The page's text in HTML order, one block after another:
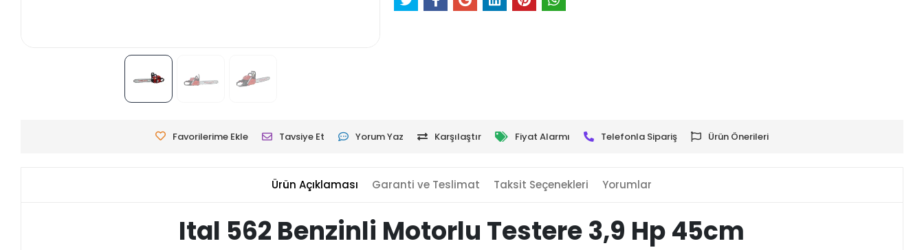
Favorilerime Ekle Tavsiye Et Yorum Yaz Karşılaştır Fiyat Alarmı Telefonla Sipariş Ürün Önerileri
Ürün Açıklaması Garanti ve Teslimat Taksit Seçenekleri Yorumlar
Ital 562 Benzinli Motorlu Testere 3,9 Hp 45cm